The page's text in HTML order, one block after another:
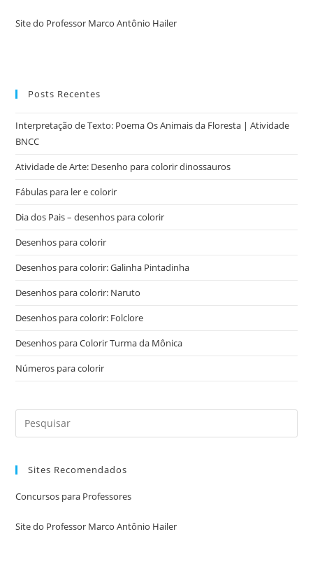
Site do Professor Marco Antônio Hailer
Posts Recentes
Interpretação de Texto: Poema Os Animais da Floresta | Atividade
BNCC
Atividade de Arte: Desenho para colorir dinossauros
Fábulas para ler e colorir
Dia dos Pais – desenhos para colorir
Desenhos para colorir
Desenhos para colorir: Galinha Pintadinha
Desenhos para colorir: Naruto
Desenhos para colorir: Folclore
Desenhos para Colorir Turma da Mônica
Números para colorir
Sites Recomendados
Concursos para Professores
Site do Professor Marco Antônio Hailer